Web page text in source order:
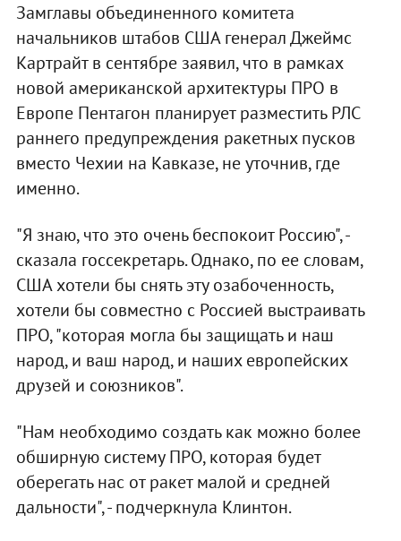
Замглавы объединенного комитета
начальников штабов США генерал Джеймс
Картрайт в сентябре заявил, что в рамках
новой американской архитектуры ПРО в
Европе Пентагон планирует разместить РЛС
раннего предупреждения ракетных пусков
вместо Чехии на Кавказе, не уточнив, где
именно.
"Я знаю, что это очень беспокоит Россию", -
сказала госсекретарь. Однако, по ее словам,
США хотели бы снять эту озабоченность,
хотели бы совместно с Россией выстраивать
ПРО, "которая могла бы защищать и наш
народ, и ваш народ, и наших европейских
друзей и союзников".
"Нам необходимо создать как можно более
обширную систему ПРО, которая будет
оберегать нас от ракет малой и средней
дальности", - подчеркнула Клинтон.